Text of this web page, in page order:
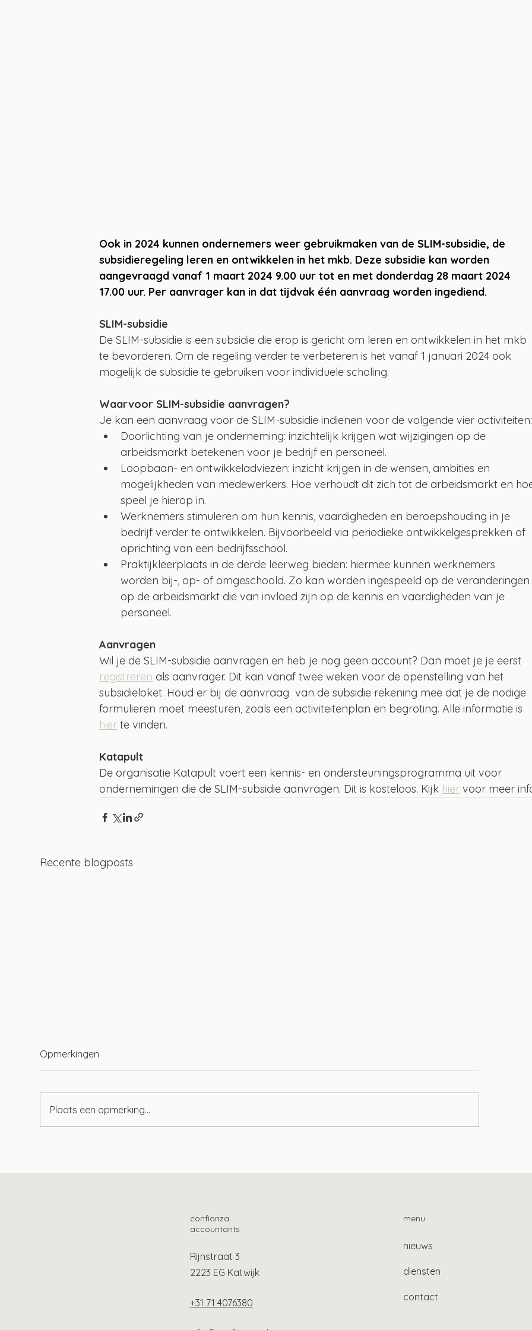
Ook in 2024 kunnen ondernemers weer gebruikmaken van de SLIM-subsidie, de
subsidieregeling leren en ontwikkelen in het mkb. Deze subsidie kan worden
aangevraagd vanaf 1 maart 2024 9.00 uur tot en met donderdag 28 maart 2024
17.00 uur. Per aanvrager kan in dat tijdvak één aanvraag worden ingediend.
SLIM-subsidie
De SLIM-subsidie is een subsidie die erop is gericht om leren en ontwikkelen in het mkb
te bevorderen. Om de regeling verder te verbeteren is het vanaf 1 januari 2024 ook
mogelijk de subsidie te gebruiken voor individuele scholing.
Waarvoor SLIM-subsidie aanvragen?
Je kan een aanvraag voor de SLIM-subsidie indienen voor de volgende vier activiteiten:
Doorlichting van je onderneming: inzichtelijk krijgen wat wijzigingen op de
arbeidsmarkt betekenen voor je bedrijf en personeel.
Loopbaan- en ontwikkeladviezen: inzicht krijgen in de wensen, ambities en
mogelijkheden van medewerkers. Hoe verhoudt dit zich tot de arbeidsmarkt en
speel je hierop in.
Werknemers stimuleren om hun kennis, vaardigheden en beroepshouding in je
bedrijf verder te ontwikkelen. Bijvoorbeeld via periodieke ontwikkelgesprekken of
oprichting van een bedrijfsschool.
Praktijkleerplaats in de derde leerweg bieden: hiermee kunnen werknemers
worden bij-, op- of omgeschoold. Zo kan worden ingespeeld op de
op de arbeidsmarkt die van invloed zijn op de kennis en vaardigheden van je
personeel.
Aanvragen
Wil je de SLIM-subsidie aanvragen en heb je nog geen account? Dan moet je je eerst
registreren als aanvrager. Dit kan vanaf twee weken voor de openstelling van het
subsidieloket. Houd er bij de aanvraag  van de subsidie rekening mee dat je de nodige
formulieren moet meesturen, zoals een activiteitenplan en begroting. Alle informatie is
hier te vinden.
Katapult
De organisatie Katapult voert een kennis- en ondersteuningsprogramma uit voor
ondernemingen die de SLIM-subsidie aanvragen. Dit is kosteloos. Kijk hier voor meer
Recente blogposts
Oekraïners
Opmerkingen
Plaats een opmerking...
confianza
accountants
Rijnstraat 3
2223 EG Katwijk
+31 71 4076380
menu
nieuws
diensten
contact